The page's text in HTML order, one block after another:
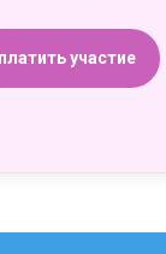
участие